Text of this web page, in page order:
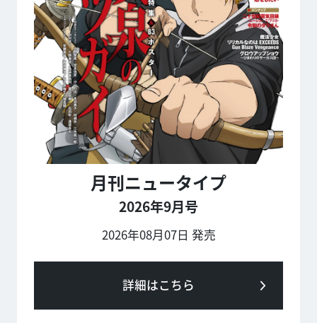
月刊ニュータイプ
2026年9月号
2026年08月07日 発売
詳細はこちら